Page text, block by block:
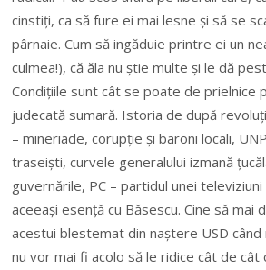
cinstiți, ca să fure ei mai lesne și să se
pârnaie. Cum să ingăduie printre ei un
culmea!), că ăla nu știe multe și le dă
Condițiile sunt cât se poate de prielnice
judecată sumară. Istoria de după
– mineriade, corupție și baroni locali,
traseiști, curvele generalului izmană
guvernările, PC – partidul unei
aceeași esență cu Băsescu. Cine să mai
acestui blestemat din naștere USD când
nu vor mai fi acolo să le ridice cât de